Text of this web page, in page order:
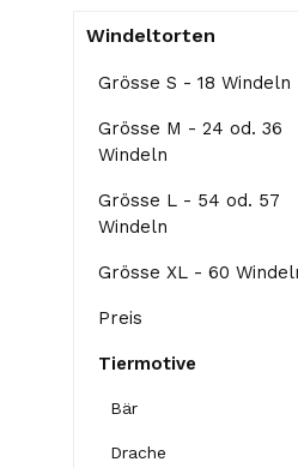
Windeltorten
Grösse S - 18 Windeln
Grösse M - 24 od. 36
Windeln
Grösse L - 54 od. 57
Windeln
Grösse XL - 60
Preis
Tiermotive
Bär
Drache